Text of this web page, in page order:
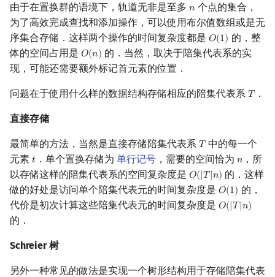
由于在置换群的语境下，轨道无非是至多 𝑛
n 个点的集合，
为了高效完成查找和添加操作，可以使用布尔值数组或是无
序集合存储．这样两个操作的时间复杂度都是 𝑂(1)
O(1) 的，整
体的空间占用是 𝑂(𝑛)
O(n) 的．当然，取决于陪集代表系的实
现，可能还需要额外标记首元素的位置．
问题在于使用什么样的数据结构存储相应的陪集代表系 𝑇
T ．
直接存储
最简单的方法，当然是直接存储陪集代表系 𝑇
T 中的每一个
元素 𝑡
t ．单个置换存储为 单行记号，需要的空间恰为 𝑛
n ，所
以存储这样的陪集代表系的空间复杂度是 𝑂(|𝑇 |𝑛)
O(| T| n) 的．这样
做的好处是访问单个陪集代表元的时间复杂度是 𝑂(1)
O(1) 的，
代价是初次计算这些陪集代表元的时间复杂度是 𝑂(|𝑇 |𝑛)
O(| T| n)
的．
Schreier 树
另外一种常见的做法是实现一个树形结构用于存储陪集代表